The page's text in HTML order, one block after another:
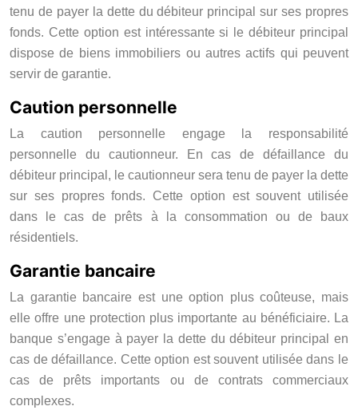
tenu de payer la dette du débiteur principal sur ses propres
fonds. Cette option est intéressante si le débiteur principal
dispose de biens immobiliers ou autres actifs qui peuvent
servir de garantie.
Caution personnelle
La caution personnelle engage la responsabilité
personnelle du cautionneur. En cas de défaillance du
débiteur principal, le cautionneur sera tenu de payer la dette
sur ses propres fonds. Cette option est souvent utilisée
dans le cas de prêts à la consommation ou de baux
résidentiels.
Garantie bancaire
La garantie bancaire est une option plus coûteuse, mais
elle offre une protection plus importante au bénéficiaire. La
banque s’engage à payer la dette du débiteur principal en
cas de défaillance. Cette option est souvent utilisée dans le
cas de prêts importants ou de contrats commerciaux
complexes.